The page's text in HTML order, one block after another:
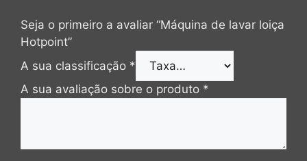
Seja o primeiro a avaliar “Máquina de lavar loiça
Hotpoint”
A sua classificação *
A sua avaliação sobre o produto *